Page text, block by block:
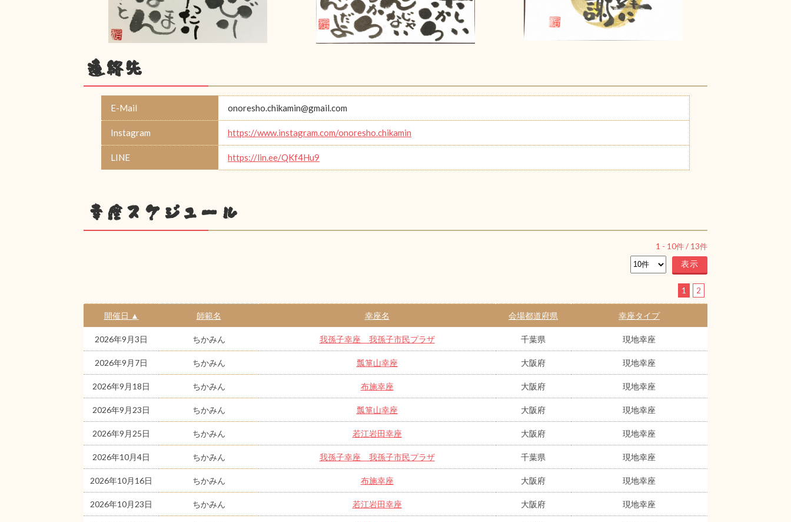
連絡先
E-Mail onoresho.chikamin@gmail.com
Instagram https://www.instagram.com/onoresho.chikamin
LINE https://lin.ee/QKf4Hu9
幸座スケジュール
1 - 10件 / 13件
1 2
開催日 ▲ 師範名 幸座名 会場都道府県 幸座タイプ
2026年9月3日 ちかみん 我孫子幸座 我孫子市民プラザ 千葉県 現地幸座
2026年9月7日 ちかみん 瓢箪山幸座 大阪府 現地幸座
2026年9月18日 ちかみん 布施幸座 大阪府 現地幸座
2026年9月23日 ちかみん 瓢箪山幸座 大阪府 現地幸座
2026年9月25日 ちかみん 若江岩田幸座 大阪府 現地幸座
2026年10月4日 ちかみん 我孫子幸座 我孫子市民プラザ 千葉県 現地幸座
2026年10月16日 ちかみん 布施幸座 大阪府 現地幸座
2026年10月23日 ちかみん 若江岩田幸座 大阪府 現地幸座